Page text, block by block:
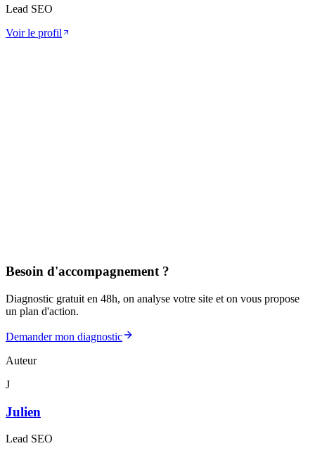
Lead SEO
Voir le profil
Besoin d'accompagnement ?
Diagnostic gratuit en 48h, on analyse votre site et on vous propose
un plan d'action.
Demander mon diagnostic
Auteur
J
Julien
Lead SEO